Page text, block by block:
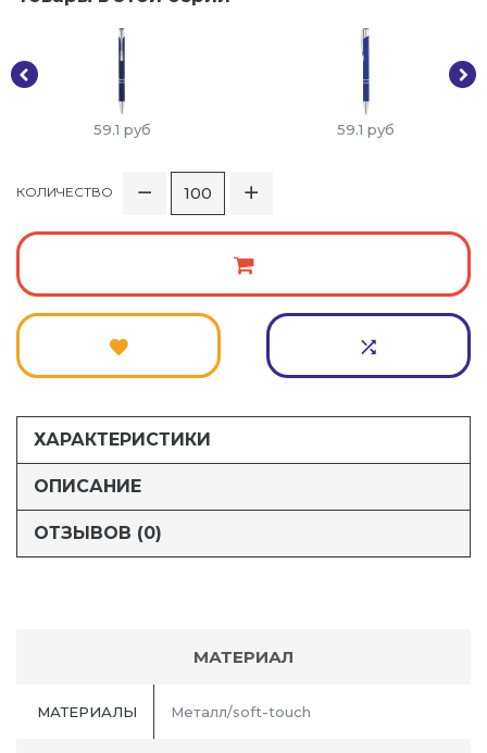
59.1 руб 59.1 руб
КОЛИЧЕСТВО
ХАРАКТЕРИСТИКИ
ОПИСАНИЕ
ОТЗЫВОВ (0)
МАТЕРИАЛ
МАТЕРИАЛЫ Металл/soft-touch